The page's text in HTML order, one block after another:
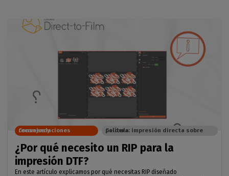
¿Por qué necesito un RIP para la
impresión DTF?
En este artículo explicamos por qué necesitas RIP diseñado
Consejos y recomendaciones Caldera: impresión directa sobre película